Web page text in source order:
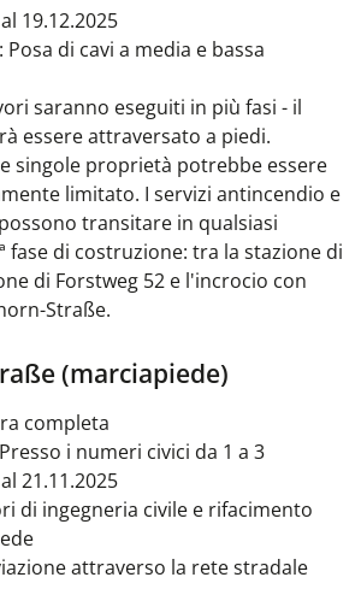
19.12.2025
di cavi a media e bassa
saranno eseguiti in più fasi - il
essere attraversato a piedi.
singole proprietà potrebbe essere
limitato. I servizi antincendio e
transitare in qualsiasi
fase di costruzione: tra la stazione di
di Forstweg 52 e l'incrocio con
Straße.
(marciapiede)
completa
i numeri civici da 1 a 3
21.11.2025
di ingegneria civile e rifacimento
attraverso la rete stradale